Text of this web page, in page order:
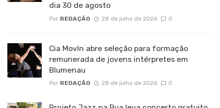
dia 30 de agosto
Por REDAÇÃO 28 de julho de 2026 0
Cia MovIn abre seleção para formação
remunerada de jovens intérpretes em
Blumenau
Por REDAÇÃO 28 de julho de 2026 0